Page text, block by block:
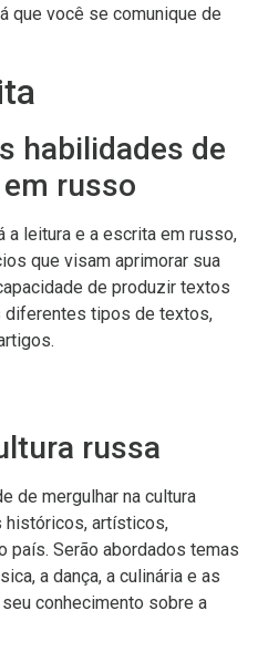
que você se comunique de
habilidades de
russo
a leitura e a escrita em russo,
que visam aprimorar sua
de produzir textos
diferentes tipos de textos,
russa
de mergulhar na cultura
históricos, artísticos,
país. Serão abordados temas
a dança, a culinária e as
conhecimento sobre a